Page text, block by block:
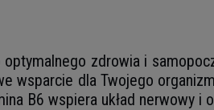
zdrowia i
wsparcie dla Twojego
B6 wspiera układ nerwowy i